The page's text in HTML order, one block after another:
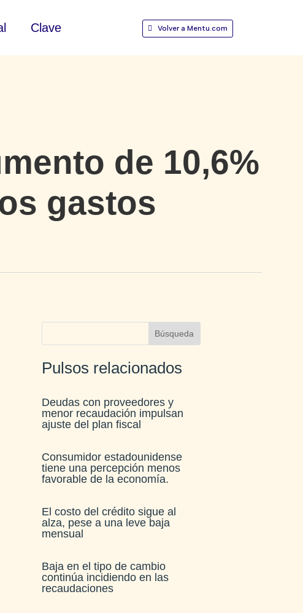
Clave Volver a Mentu.com
de 10,6%
gastos
Pulsos relacionados
Deudas con proveedores y
menor recaudación impulsan
ajuste del plan fiscal​
Consumidor estadounidense
tiene una percepción menos
favorable de la economía​.
El costo del crédito sigue al
alza, pese a una leve baja
mensual​
Baja en el tipo de cambio
continúa incidiendo en las
recaudaciones​